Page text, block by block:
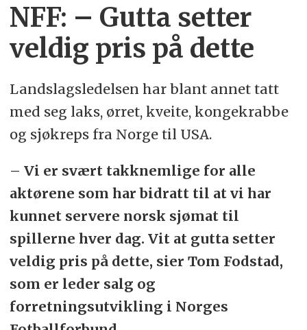
NFF: – Gutta setter
veldig pris på dette
Landslagsledelsen har blant annet tatt
med seg laks, ørret, kveite, kongekrabbe
og sjøkreps fra Norge til USA.
– Vi er svært takknemlige for alle
aktørene som har bidratt til at vi har
kunnet servere norsk sjømat til
spillerne hver dag. Vit at gutta setter
veldig pris på dette, sier Tom Fodstad,
som er leder salg og
forretningsutvikling i Norges